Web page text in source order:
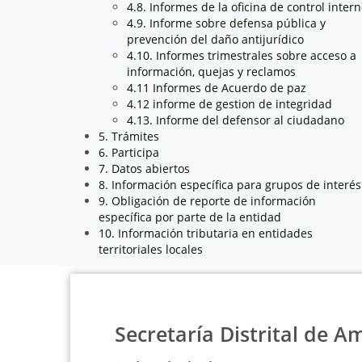
4.8. Informes de la oficina de control
4.9. Informe sobre defensa pública y
prevención del daño antijurídico
4.10. Informes trimestrales sobre acceso a
información, quejas y reclamos
4.11 Informes de Acuerdo de paz
4.12 informe de gestion de integridad
4.13. Informe del defensor al ciudadano
5. Trámites
6. Participa
7. Datos abiertos
8. Información específica para grupos de interés
9. Obligación de reporte de información
específica por parte de la entidad
10. Información tributaria en entidades
territoriales locales
Secretaría Distrital de